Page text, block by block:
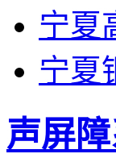
宁夏
宁夏
声屏